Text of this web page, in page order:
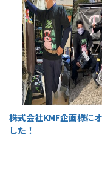
株式会社KMF企画様に
した！